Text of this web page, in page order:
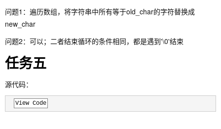
问题1：遍历数组，将字符串中所有等于old_char的字符替换成
new_char
问题2：可以；二者结束循环的条件相同，都是遇到'\0'结束
任务五
源代码：
View Code